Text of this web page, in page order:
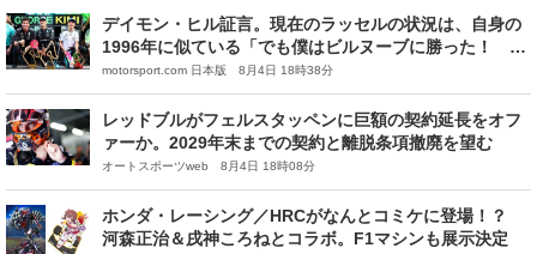
デイモン・ヒル証言。現在のラッセルの状況は、自身の
1996年に似ている「でも僕はビルヌーブに勝った！ 頑
張れジョージ」
motorsport.com 日本版 8月4日 18時38分
レッドブルがフェルスタッペンに巨額の契約延長をオフ
ァーか。2029年末までの契約と離脱条項撤廃を望む
オートスポーツweb 8月4日 18時08分
ホンダ・レーシング／HRCがなんとコミケに登場！？
河森正治＆戌神ころねとコラボ。F1マシンも展示決定